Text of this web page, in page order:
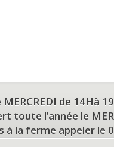
de 14Hà
toute l’année le
à la ferme appeler le